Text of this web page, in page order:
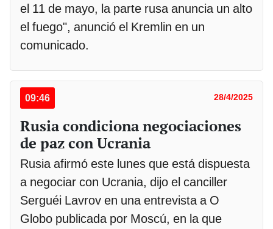
el 11 de mayo, la parte rusa anuncia un alto
el fuego", anunció el Kremlin en un
comunicado.
09:46 28/4/2025
Rusia condiciona negociaciones
de paz con Ucrania
Rusia afirmó este lunes que está dispuesta
a negociar con Ucrania, dijo el canciller
Serguéi Lavrov en una entrevista a O
Globo publicada por Moscú, en la que